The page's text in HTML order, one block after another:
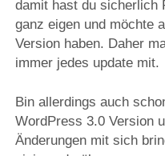
damit hast du sicherlich
ganz eigen und möchte
Version haben. Daher
immer jedes update mit.
Bin allerdings auch
WordPress 3.0 Version
Änderungen mit sich